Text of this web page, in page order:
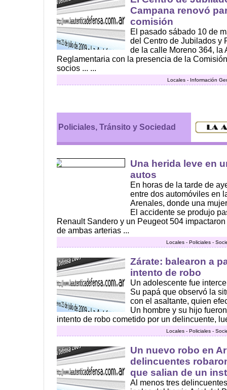
Campana renovó
comisión
El pasado sábado 10 de
del Centro de Jubilados y
de la calle Moreno 364, la
Reglamentaria con la presencia de la
socios ... ...
Locales - Información
Policiales, Tránsito y Sociedad
Una herida leve en
autos
En horas de la tarde de
entre dos automóviles en
Arenales, donde una
El accidente se produjo
Renault Sandero y un Peugeot 504
de ambas arterias ...
Locales - Policiales -
Zárate: balearon a
intento de robo
Un adolescente fue
Su papá que observó la
con el asaltante, quien
Un hombre y su hijo
intento de robo cometido por un delincuente,
Locales - Policiales -
Un nuevo robo en
delincuentes
que salian de un
Al menos tres